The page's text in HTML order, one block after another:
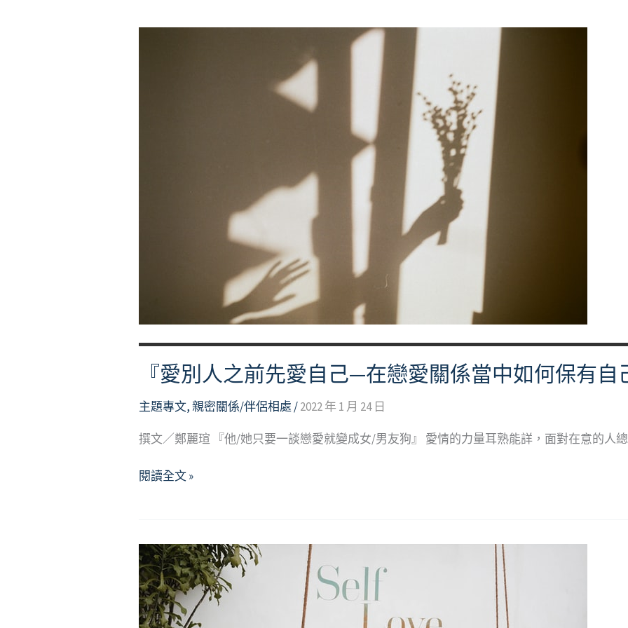
『愛別人之前先愛自己—在戀愛關係當中如何保有自
主題專文,親密關係/伴侶相處 /2022 年 1 月 24 日
撰文／鄭麗瑄 『他/她只要一談戀愛就變成女/男友狗』 愛情的力量耳熟能詳，面對在意的人
『愛
前
先
愛
自
閱讀全文 »